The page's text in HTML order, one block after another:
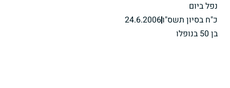
נפל ביום
כ"ח בסיון תשס"ו24.6.2006
בן 50 בנופלו